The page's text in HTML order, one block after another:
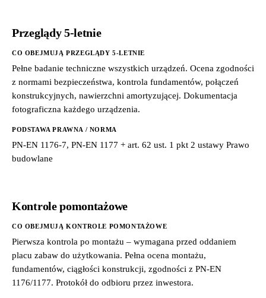
Przeglądy 5-letnie
CO OBEJMUJĄ PRZEGLĄDY 5-LETNIE
Pełne badanie techniczne wszystkich urządzeń. Ocena zgodności
z normami bezpieczeństwa, kontrola fundamentów, połączeń
konstrukcyjnych, nawierzchni amortyzującej. Dokumentacja
fotograficzna każdego urządzenia.
PODSTAWA PRAWNA / NORMA
PN-EN 1176-7, PN-EN 1177 + art. 62 ust. 1 pkt 2 ustawy Prawo
budowlane
Kontrole pomontażowe
CO OBEJMUJĄ KONTROLE POMONTAŻOWE
Pierwsza kontrola po montażu – wymagana przed oddaniem
placu zabaw do użytkowania. Pełna ocena montażu,
fundamentów, ciągłości konstrukcji, zgodności z PN-EN
1176/1177. Protokół do odbioru przez inwestora.